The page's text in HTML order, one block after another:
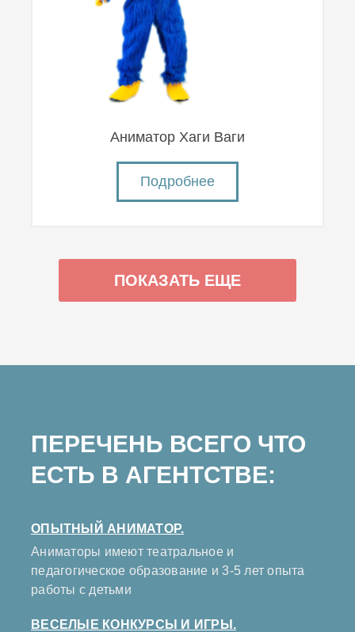
Аниматор Хаги Ваги
Подробнее
ПОКАЗАТЬ ЕЩЕ
ПЕРЕЧЕНЬ ВСЕГО ЧТО
ЕСТЬ В АГЕНТСТВЕ:
ОПЫТНЫЙ АНИМАТОР.
Аниматоры имеют театральное и
педагогическое образование и 3-5 лет опыта
работы с детьми
ВЕСЕЛЫЕ КОНКУРСЫ И ИГРЫ.